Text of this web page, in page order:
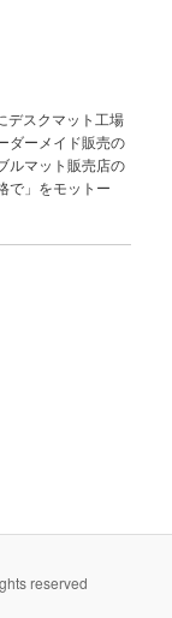
デスクマット工場
ダーメイド販売の
ルマット販売店の
で」をモットー
reserved